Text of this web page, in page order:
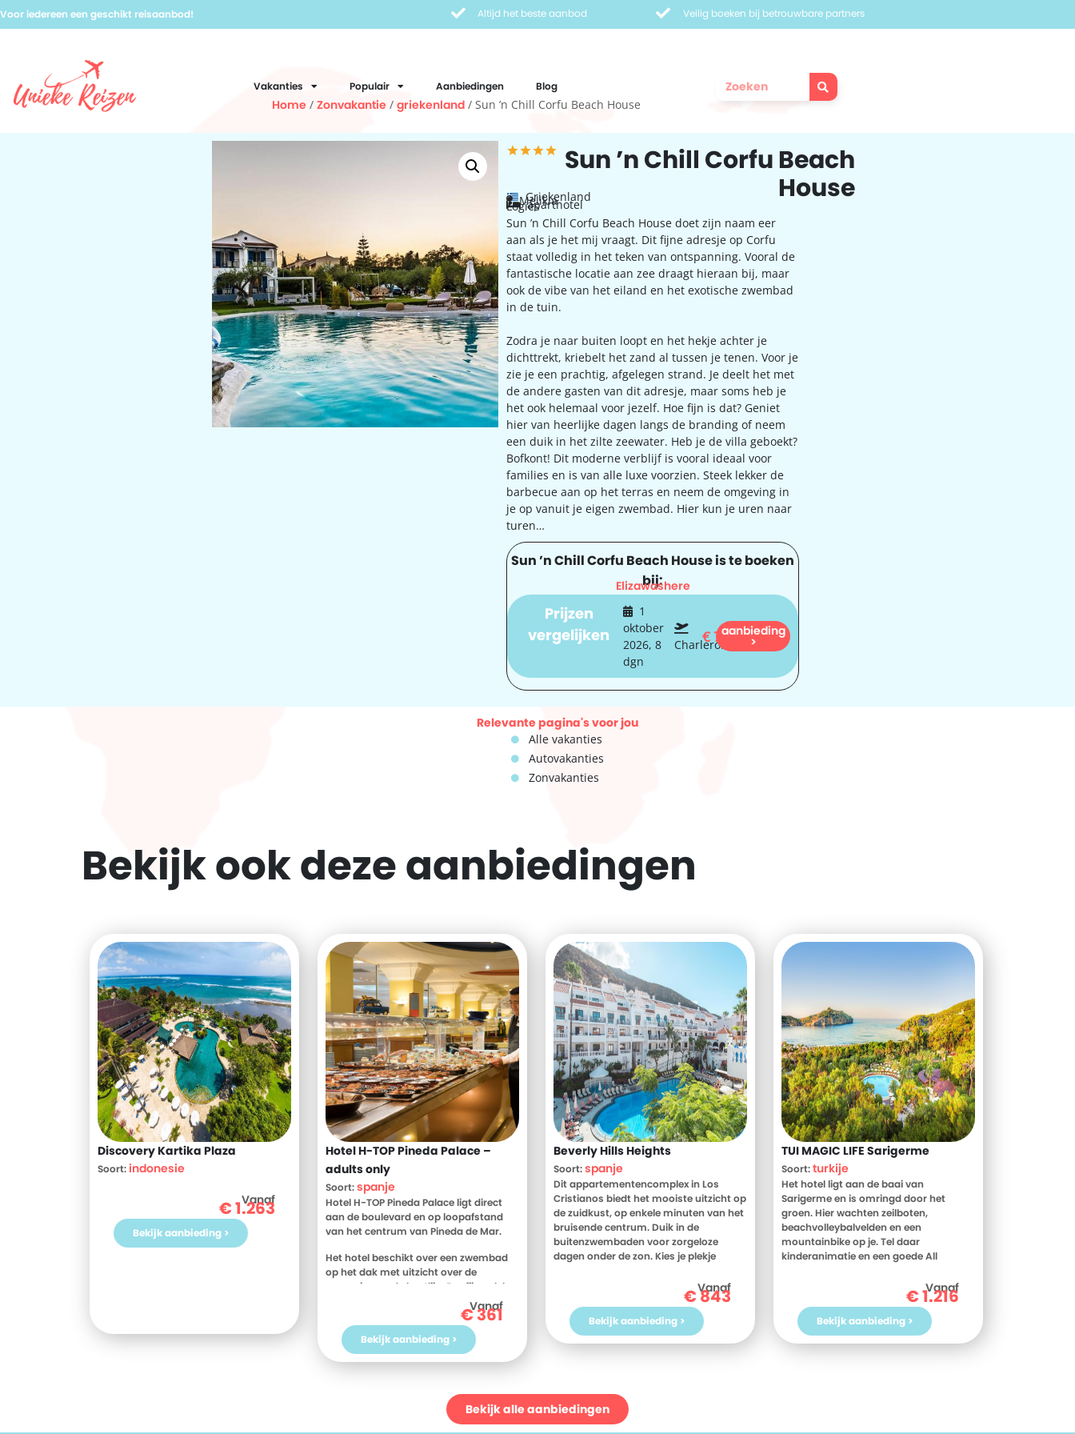
Voor iedereen een geschikt reisaanbod! Altijd het beste aanbod Veilig boeken bij betrouwbare partners
Vakanties Populair Aanbiedingen Blog
Home / Zonvakantie / griekenland/ Sun ’n Chill Corfu Beach House
Sun ’n Chill Corfu Beach
House
Griekenland
Melikia
aparthotel
Logies
Sun ’n Chill Corfu Beach House doet zijn naam eer
aan als je het mij vraagt. Dit fijne adresje op Corfu
staat volledig in het teken van ontspanning. Vooral de
fantastische locatie aan zee draagt hieraan bij, maar
ook de vibe van het eiland en het exotische zwembad
in de tuin.
Zodra je naar buiten loopt en het hekje achter je
dichttrekt, kriebelt het zand al tussen je tenen. Voor je
zie je een prachtig, afgelegen strand. Je deelt het met
de andere gasten van dit adresje, maar soms heb je
het ook helemaal voor jezelf. Hoe fijn is dat? Geniet
hier van heerlijke dagen langs de branding of neem
een duik in het zilte zeewater. Heb je de villa geboekt?
Bofkont! Dit moderne verblijf is vooral ideaal voor
families en is van alle luxe voorzien. Steek lekker de
barbecue aan op het terras en neem de omgeving in
je op vanuit je eigen zwembad. Hier kun je uren naar
turen…
Sun ’n Chill Corfu Beach House is te boeken
bij:
Elizawashere
Prijzen
vergelijken
1
oktober
2026, 8
dgn
Charleroi
€712
aanbieding
>
Relevante pagina's voor jou
Alle vakanties
Autovakanties
Zonvakanties
Bekijk ook dezeaanbiedingen
Discovery Kartika Plaza
Soort:indonesie
Vanaf
€1.263
Bekijk aanbieding >
Hotel H-TOP Pineda Palace –
adults only
Soort:spanje
Hotel H-TOP Pineda Palace ligt direct
aan de boulevard en op loopafstand
van het centrum van Pineda de Mar.
Het hotel beschikt over een zwembad
op het dak met uitzicht over de
omgeving en de kustlijn. Een fijne plek
om even af te koelen en van het uitzicht
te genieten. Ben je toe aan wat
ontspanning? Dan kun je
gebruikmaken van de sauna of de
jacuzzi.
TOP Pineda Palace een ideale ligging:
het strand ligt aan de overkant van de
weg. Houd er rekening mee dat er een
Vanaf
€361
Bekijk aanbieding >
Beverly Hills Heights
Soort:spanje
Dit appartementencomplex in Los
Cristianos biedt het mooiste uitzicht op
de zuidkust, op enkele minuten van het
bruisende centrum. Duik in de
buitenzwembaden voor zorgeloze
dagen onder de zon. Kies je plekje
fantastische uitzicht. De omgeving
barst van wandel en fietspaden die je
uitnodigen het eiland te ontdekken. Na
je avonturen wacht een fitnessruimte,
verkoelend drankje of een smakelijke
Vanaf
€843
Bekijk aanbieding >
TUI MAGIC LIFE Sarigerme
Soort:turkije
Het hotel ligt aan de baai van
Sarigerme en is omringd door het
groen. Hier wachten zeilboten,
beachvolleybalvelden en een
mountainbike op je. Tel daar
kinderanimatie en een goede All
LIFE! Dompel jezelf onder in het
clubgevoel en laat je verleiden tot een
potje tennis of een rondje op de
bananenboot. Een ding staat vast; in
dit wijds opgezette resort verveel je je
Vanaf
€1.216
Bekijk aanbieding >
Bekijk alle aanbiedingen